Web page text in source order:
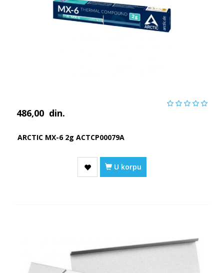
486,00 din.
ARCTIC MX-6 2g ACTCP00079A
U korpu